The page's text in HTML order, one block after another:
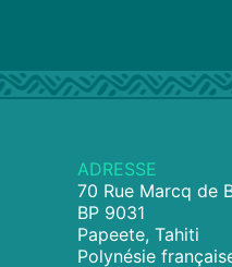
ADRESSE
70 Rue Marcq de
BP 9031
Papeete, Tahiti
Polynésie